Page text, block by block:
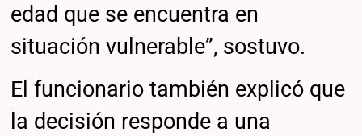
edad que se encuentra en
situación vulnerable”, sostuvo.
El funcionario también explicó que
la decisión responde a una